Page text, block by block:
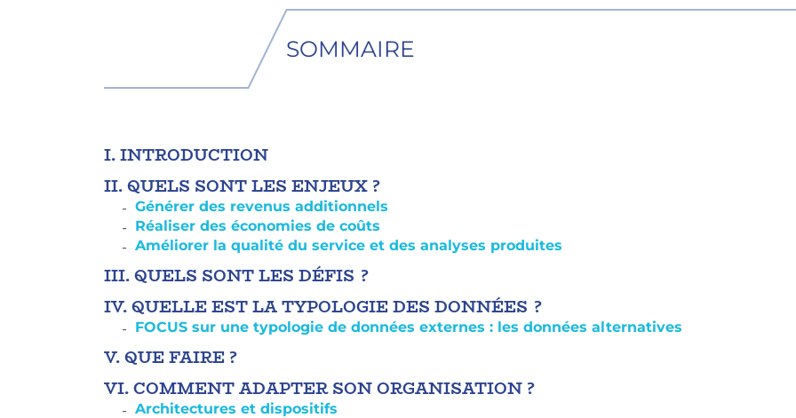
SOMMAIRE
I.INTRODUCTION
II.QUELS SONT LES ENJEUX ?
Générer des revenus additionnels
Réaliser des économies de coûts
Améliorer la qualité du service et des analyses produites
III.QUELS SONT LES DÉFIS ?
IV.QUELLE EST LA TYPOLOGIE DES DONNÉES ?
FOCUS sur une typologie de données externes : les données alternatives
V.QUE FAIRE ?
VI.COMMENT ADAPTER SON ORGANISATION ?
Architectures et dispositifs